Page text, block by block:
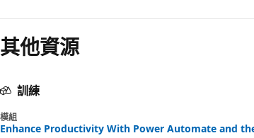
模
已
停
用
其他資源
訓練
模組
Enhance Productivity With Power Automate and